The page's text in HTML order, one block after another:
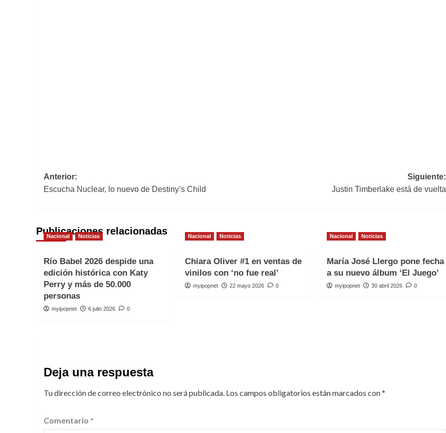
Navegación
de
Anterior:
Escucha Nuclear, lo nuevo de Destiny’s Child
Siguiente:
Justin Timberlake está de vuelta
Publicaciones relacionadas
Nacional Noticias
Río Babel 2026 despide una
edición histórica con Katy
Perry y más de 50.000
personas
myipopnet 6 julio 2026 0
Nacional Noticias
Chiara Oliver #1 en ventas de
vinilos con ‘no fue real’
myipopnet 22 mayo 2026 0
Nacional Noticias
María José Llergo pone fecha
a su nuevo álbum ‘El Juego’
myipopnet 30 abril 2026 0
Deja una respuesta
Tu dirección de correo electrónico no será publicada. Los campos obligatorios están marcados con*
Comentario *